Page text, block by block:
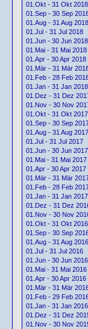
01.Okt - 31 Okt 2018
01.Sep - 30 Sep
01.Aug - 31 Aug 2018
01.Jul - 31 Jul 2018
01.Jun - 30 Jun 2018
01.Mai - 31 Mai 2018
01.Apr - 30 Apr 2018
01.Mär - 31 Mär
01.Feb - 28 Feb
01.Jan - 31 Jan 2018
01.Dez - 31 Dez
01.Nov - 30 Nov
01.Okt - 31 Okt 2017
01.Sep - 30 Sep
01.Aug - 31 Aug 2017
01.Jul - 31 Jul 2017
01.Jun - 30 Jun 2017
01.Mai - 31 Mai 2017
01.Apr - 30 Apr 2017
01.Mär - 31 Mär
01.Feb - 28 Feb
01.Jan - 31 Jan 2017
01.Dez - 31 Dez
01.Nov - 30 Nov
01.Okt - 31 Okt 2016
01.Sep - 30 Sep
01.Aug - 31 Aug 2016
01.Jul - 31 Jul 2016
01.Jun - 30 Jun 2016
01.Mai - 31 Mai 2016
01.Apr - 30 Apr 2016
01.Mär - 31 Mär
01.Feb - 29 Feb
01.Jan - 31 Jan 2016
01.Dez - 31 Dez
01.Nov - 30 Nov